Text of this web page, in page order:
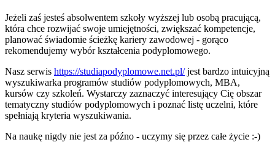
Jeżeli zaś jesteś absolwentem szkoły wyższej lub osobą pracującą,
która chce rozwijać swoje umiejętności, zwiększać kompetencje,
planować świadomie ścieżkę kariery zawodowej - gorąco
rekomendujemy wybór kształcenia podyplomowego.
Nasz serwis https://studiapodyplomowe.net.pl/jest bardzo intuicyjną
wyszukiwarka programów studiów podyplomowych, MBA,
kursów czy szkoleń. Wystarczy zaznaczyć interesujący Cię obszar
tematyczny studiów podyplomowych i poznać listę uczelni, które
spełniają kryteria wyszukiwania.
Na naukę nigdy nie jest za późno - uczymy się przez całe życie :-)